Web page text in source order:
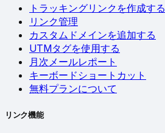
トラッキングリンクを作成する
リンク管理
カスタムドメインを追加する
UTMタグを使用する
月次メールレポート
キーボードショートカット
無料プランについて
リンク機能